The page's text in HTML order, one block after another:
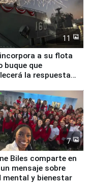
11
a su flota
buque que
la respuesta
7
Biles comparte en
mensaje sobre
mental y bienestar